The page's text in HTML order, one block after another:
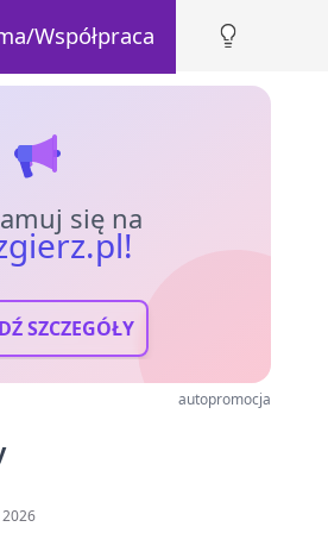
Współpraca
się na
SZCZEGÓŁY
autopromocja